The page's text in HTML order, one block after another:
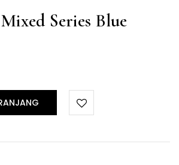
Series Blue